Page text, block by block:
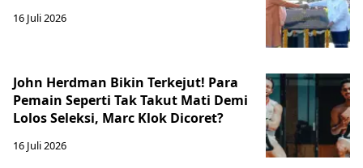
16 Juli 2026
John Herdman Bikin Terkejut! Para
Pemain Seperti Tak Takut Mati Demi
Lolos Seleksi, Marc Klok Dicoret?
16 Juli 2026